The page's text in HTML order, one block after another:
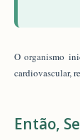
O organismo
cardiovascular,
Então,